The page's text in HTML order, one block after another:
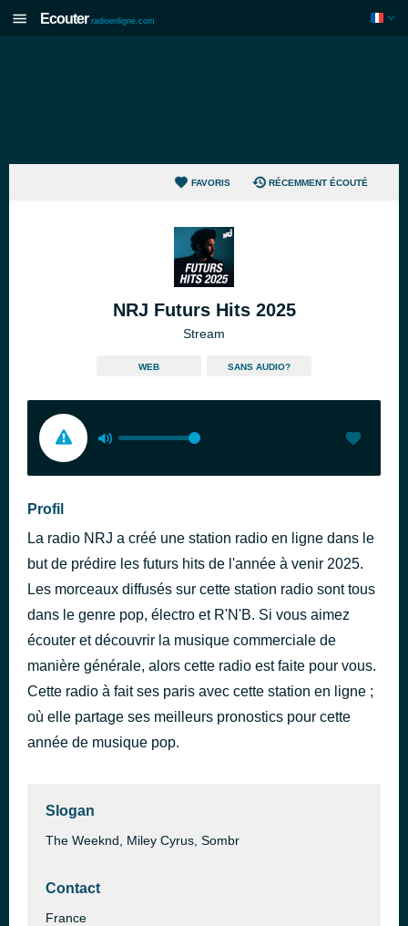
Ecouter radioenligne.com
FAVORIS RÉCEMMENT ÉCOUTÉ
NRJ Futurs Hits 2025
Stream
WEB SANS AUDIO?
Profil
La radio NRJ a créé une station radio en ligne dans le
but de prédire les futurs hits de l'année à venir 2025.
Les morceaux diffusés sur cette station radio sont tous
dans le genre pop, électro et R'N'B. Si vous aimez
écouter et découvrir la musique commerciale de
manière générale, alors cette radio est faite pour vous.
Cette radio à fait ses paris avec cette station en ligne ;
où elle partage ses meilleurs pronostics pour cette
année de musique pop.
Slogan
The Weeknd, Miley Cyrus, Sombr
Contact
France